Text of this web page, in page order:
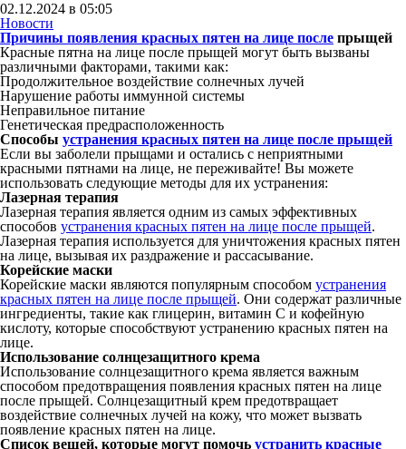
02.12.2024 в 05:05
Новости
Причины появления красных пятен на лице после прыщей
Красные пятна на лице после прыщей могут быть вызваны
различными факторами, такими как:
Продолжительное воздействие солнечных лучей
Нарушение работы иммунной системы
Неправильное питание
Генетическая предрасположенность
Способы устранения красных пятен на лице после прыщей
Если вы заболели прыщами и остались с неприятными
красными пятнами на лице, не переживайте! Вы можете
использовать следующие методы для их устранения:
Лазерная терапия
Лазерная терапия является одним из самых эффективных
способов устранения красных пятен на лице после прыщей.
Лазерная терапия используется для уничтожения красных пятен
на лице, вызывая их раздражение и рассасывание.
Корейские маски
Корейские маски являются популярным способом устранения
красных пятен на лице после прыщей. Они содержат различные
ингредиенты, такие как глицерин, витамин C и кофейную
кислоту, которые способствуют устранению красных пятен на
лице.
Использование солнцезащитного крема
Использование солнцезащитного крема является важным
способом предотвращения появления красных пятен на лице
после прыщей. Солнцезащитный крем предотвращает
воздействие солнечных лучей на кожу, что может вызвать
появление красных пятен на лице.
Список вещей, которые могут помочь устранить красные